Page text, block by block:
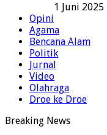
1 Juni 2025
Opini
Agama
Bencana Alam
Politik
Jurnal
Video
Olahraga
Droe ke Droe
Breaking News